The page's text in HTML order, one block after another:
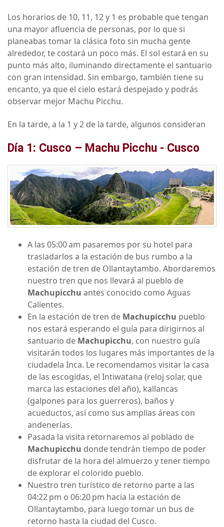
Los horarios de 10, 11, 12 y 1 es probable que tengan
una mayor afluencia de personas, por lo que si
planeabas tomar la clásica foto sin mucha gente
alrededor, te costará un poco más. El sol estará en su
punto más alto, iluminando directamente el santuario
con gran intensidad. Sin embargo, también tiene su
encanto, ya que el cielo estará despejado y podrás
observar mejor Machu Picchu.
En la tarde, a la 1 y 2 de la tarde, algunos consideran
Día 1: Cusco – Machu Picchu - Cusco
A las 05:00 am pasaremos por su hotel para
trasladarlos a la estación de bus rumbo a la
estación de tren de Ollantaytambo. Abordaremos
nuestro tren que nos llevará al pueblo de
Machupicchu antes conocido como Aguas
Calientes.
En la estación de tren de Machupicchu pueblo
nos estará esperando el guía para dirigirnos al
santuario de Machupicchu, con nuestro guía
visitarán todos los lugares más importantes de la
ciudadela Inca. Le recomendamos visitar la casa
de las escogidas, el Intiwatana (reloj solar, que
marca las estaciones del año), kallancas
(galpones para los guerreros), baños y
acueductos, así como sus amplias áreas con
andenerías.
Pasada la visita retornaremos al poblado de
Machupicchu donde tendrán tiempo de poder
disfrutar de la hora del almuerzo y tener tiempo
de explorar el colorido pueblo.
Nuestro tren turístico de retorno parte a las
04:22 pm o 06:20 pm hacia la estación de
Ollantaytambo, para luego tomar un bus de
retorno hasta la ciudad del Cusco.